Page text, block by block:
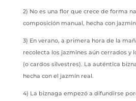
2) No es una flor que crece de forma
composición manual, hecha con
3) En verano, a primera hora de la
recolecta los jazmines aún cerrados y
(o cardos silvestres). La auténtica
hecha con el jazmín real.
4) La biznaga empezó a difundirse